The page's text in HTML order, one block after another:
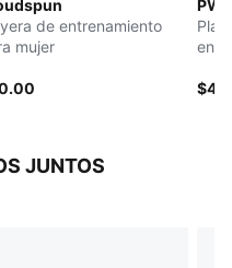
de entrenamiento
mujer
JUNTOS